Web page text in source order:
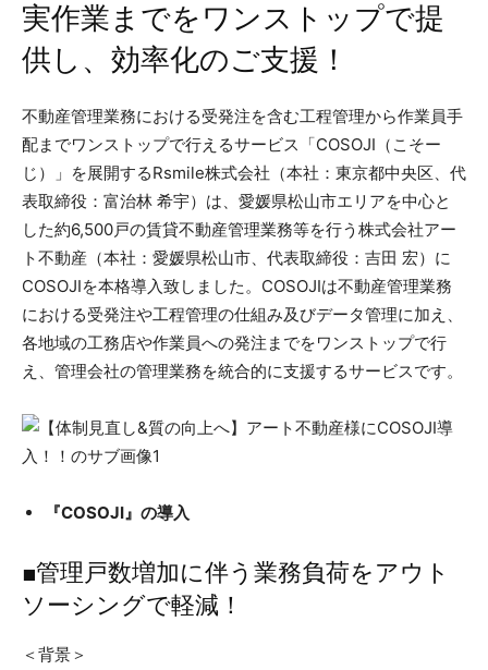
実作業までをワンストップで提
供し、効率化のご支援！
不動産管理業務における受発注を含む工程管理から作業員手
配までワンストップで行えるサービス「COSOJI（こそー
じ）」を展開するRsmile株式会社（本社：東京都中央区、代
表取締役：富治林 希宇）は、愛媛県松山市エリアを中心と
した約6,500戸の賃貸不動産管理業務等を行う株式会社アー
ト不動産（本社：愛媛県松山市、代表取締役：吉田 宏）に
COSOJIを本格導入致しました。COSOJIは不動産管理業務
における受発注や工程管理の仕組み及びデータ管理に加え、
各地域の工務店や作業員への発注までをワンストップで行
え、管理会社の管理業務を統合的に支援するサービスです。
『COSOJI』の導入
■管理戸数増加に伴う業務負荷をアウト
ソーシングで軽減！
＜背景＞